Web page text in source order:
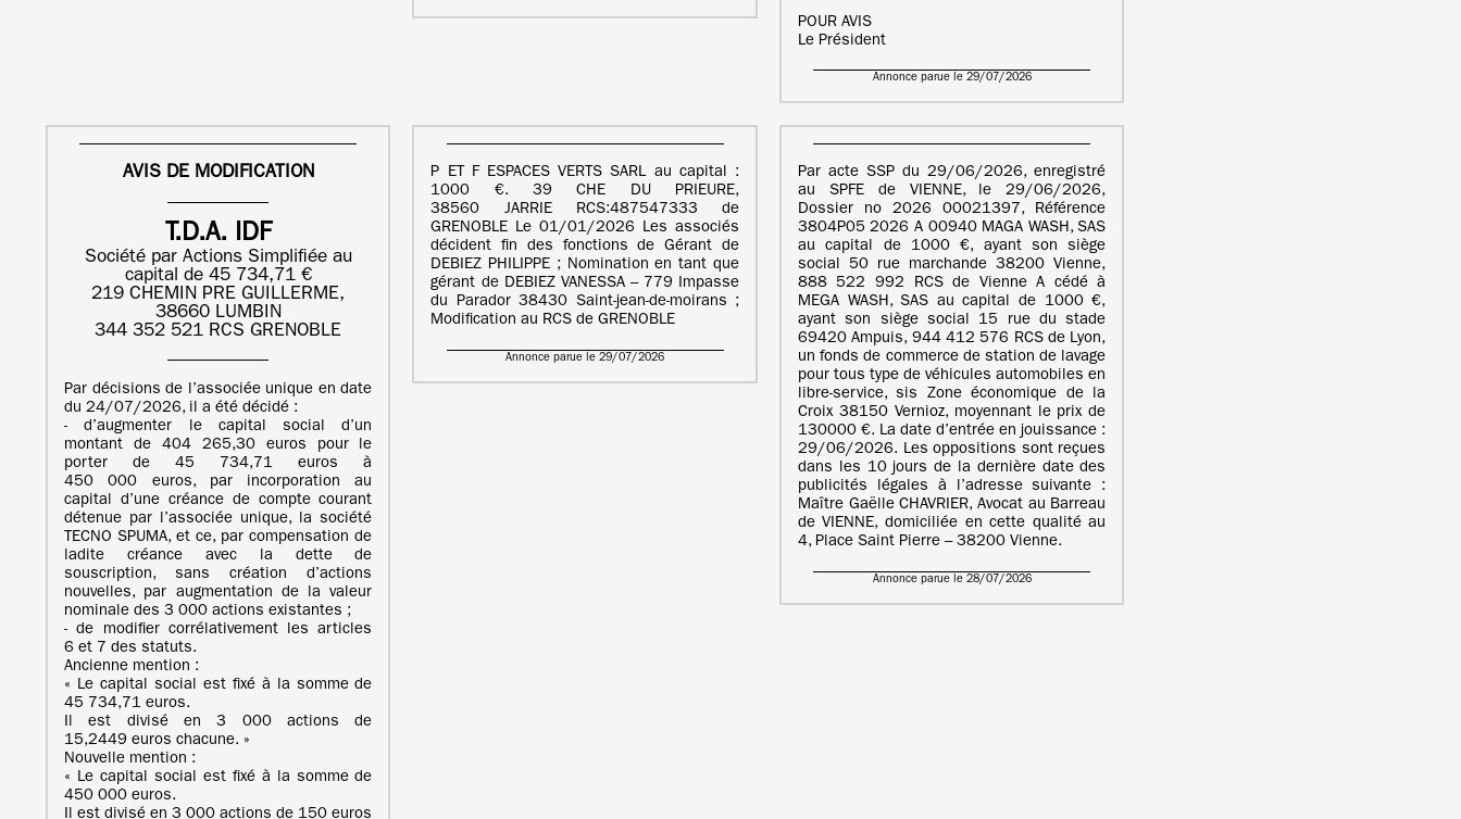
POUR AVIS
Le Président
Annonce parue le 29/07/2026
AVIS DE MODIFICATION
T.D.A. IDF
Société par Actions Simplifiée au
capital de 45 734,71 €
219 CHEMIN PRE GUILLERME,
38660 LUMBIN
344 352 521 RCS GRENOBLE
Par décisions de l’associée unique en date
du 24/07/2026, il a été décidé :
- d’augmenter le capital social d’un
montant de 404 265,30 euros pour le
porter de 45 734,71 euros à
450 000 euros, par incorporation au
capital d’une créance de compte courant
détenue par l’associée unique, la société
TECNO SPUMA, et ce, par compensation de
ladite créance avec la dette de
souscription, sans création d’actions
nouvelles, par augmentation de la valeur
nominale des 3 000 actions existantes ;
- de modifier corrélativement les articles
6 et 7 des statuts.
Ancienne mention :
« Le capital social est fixé à la somme de
45 734,71 euros.
Il est divisé en 3 000 actions de
15,2449 euros chacune. »
Nouvelle mention :
« Le capital social est fixé à la somme de
450 000 euros.
Il est divisé en 3 000 actions de 150 euros
P ET F ESPACES VERTS SARL au capital :
1000 €. 39 CHE DU PRIEURE,
38560 JARRIE RCS:487547333 de
GRENOBLE Le 01/01/2026 Les associés
décident fin des fonctions de Gérant de
DEBIEZ PHILIPPE ; Nomination en tant que
gérant de DEBIEZ VANESSA – 779 Impasse
du Parador 38430 Saint-jean-de-moirans ;
Modification au RCS de GRENOBLE
Annonce parue le 29/07/2026
Par acte SSP du 29/06/2026, enregistré
au SPFE de VIENNE, le 29/06/2026,
Dossier no 2026 00021397, Référence
3804P05 2026 A 00940 MAGA WASH, SAS
au capital de 1000 €, ayant son siège
social 50 rue marchande 38200 Vienne,
888 522 992 RCS de Vienne A cédé à
MEGA WASH, SAS au capital de 1000 €,
ayant son siège social 15 rue du stade
69420 Ampuis, 944 412 576 RCS de Lyon,
un fonds de commerce de station de lavage
pour tous type de véhicules automobiles en
libre-service, sis Zone économique de la
Croix 38150 Vernioz, moyennant le prix de
130000 €. La date d’entrée en jouissance :
29/06/2026. Les oppositions sont reçues
dans les 10 jours de la dernière date des
publicités légales à l’adresse suivante :
Maître Gaëlle CHAVRIER, Avocat au Barreau
de VIENNE, domiciliée en cette qualité au
4, Place Saint Pierre – 38200 Vienne.
Annonce parue le 28/07/2026